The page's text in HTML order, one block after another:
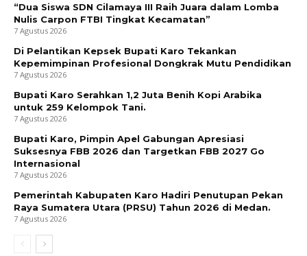
“Dua Siswa SDN Cilamaya III Raih Juara dalam Lomba
Nulis Carpon FTBI Tingkat Kecamatan”
7 Agustus 2026
Di Pelantikan Kepsek Bupati Karo Tekankan
Kepemimpinan Profesional Dongkrak Mutu Pendidikan
7 Agustus 2026
Bupati Karo Serahkan 1,2 Juta Benih Kopi Arabika
untuk 259 Kelompok Tani.
7 Agustus 2026
Bupati Karo, Pimpin Apel Gabungan Apresiasi
Suksesnya FBB 2026 dan Targetkan FBB 2027 Go
Internasional
7 Agustus 2026
Pemerintah Kabupaten Karo Hadiri Penutupan Pekan
Raya Sumatera Utara (PRSU) Tahun 2026 di Medan.
7 Agustus 2026